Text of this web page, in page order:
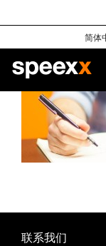
to
简体
联系我们